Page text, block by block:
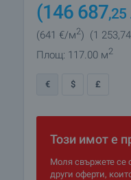
(146 687,25
(641 €/м2) (1 253,74
Площ: 117.00 м2
€ $ £
Този имот е
Моля свържете се
други оферти,